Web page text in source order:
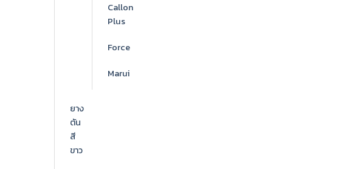
Callon
Plus
Force
Marui
ยาง
ตัน
สี
ขาว